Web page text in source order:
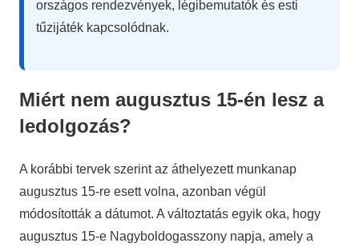
országos rendezvények, légibemutatók és esti
tűzijáték kapcsolódnak.
Miért nem augusztus 15-én lesz a
ledolgozás?
A korábbi tervek szerint az áthelyezett munkanap
augusztus 15-re esett volna, azonban végül
módosították a dátumot. A változtatás egyik oka, hogy
augusztus 15-e Nagyboldogasszony napja, amely a